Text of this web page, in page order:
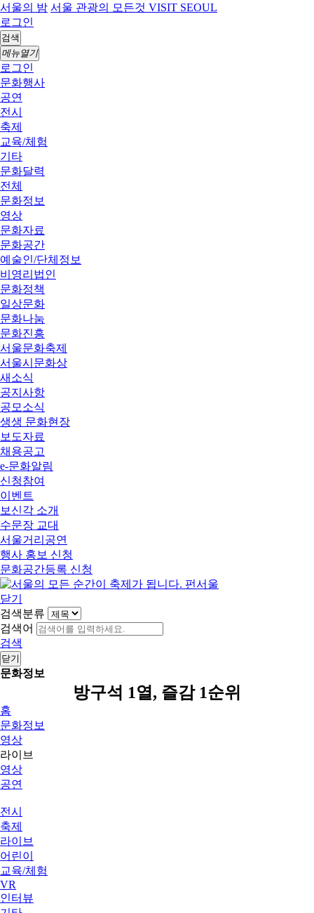
서울의 밤 서울 관광의 모든것 VISIT SEOUL
로그인
검색
메뉴열기
로그인
문화행사
공연
전시
축제
교육/체험
기타
문화달력
전체
문화정보
영상
문화자료
문화공간
예술인/단체정보
비영리법인
문화정책
일상문화
문화나눔
문화진흥
서울문화축제
서울시문화상
새소식
공지사항
공모소식
생생 문화현장
보도자료
채용공고
e-문화알림
신청참여
이벤트
보신각 소개
수문장 교대
서울거리공연
행사 홍보 신청
문화공간등록 신청
닫기
검색분류
검색어
검색
닫기
문화정보
방구석 1열, 즐감 1순위
홈
문화정보
영상
라이브
영상
공연
전시
축제
라이브
어린이
교육/체험
VR
인터뷰